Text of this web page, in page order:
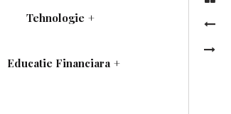
Tehnologie +
Educatie Financiara +